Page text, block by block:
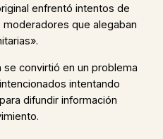
enfrentó intentos de
que alegaban
convirtió en un problema
intentando
difundir información